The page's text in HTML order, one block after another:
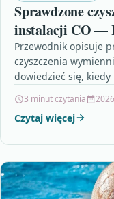
Sprawdzone
instalacji CO —
Przewodnik opisuje
czyszczenia
dowiedzieć się,
3 minut czytania
Czytaj więcej